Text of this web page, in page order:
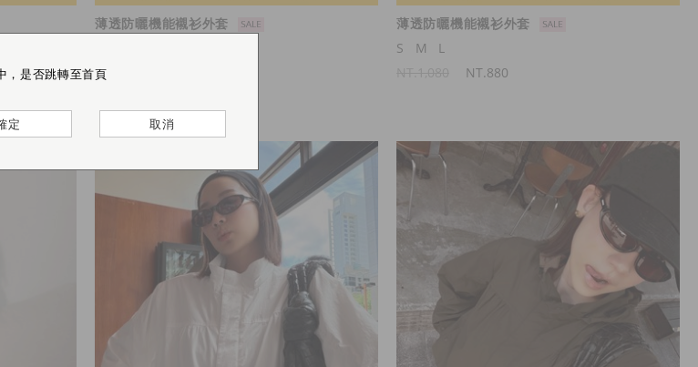
薄透防曬機能襯衫外套
NT.1,080
薄透防曬機能襯衫外套
S
M
L
NT.880
，是否跳轉至首頁
定 取消
，是否跳轉至首頁
定 取消
，是否跳轉至首頁
定 取消
，是否跳轉至首頁
定 取消